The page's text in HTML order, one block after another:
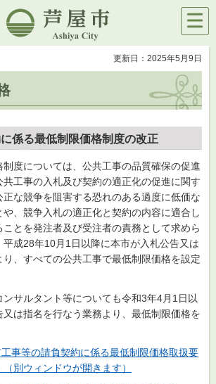
芦屋市
メニ
ュー
更新日：2025年5月9日
係る最低制限価格制度の改正
度については、公共工事の品質確保の促進
共工事の入札及び契約の適正化の促進に関す
正な競争を阻害する恐れのある過度に低価な
や、競争入札の適正化と契約の内容に適合し
とを発注者及び受注者の責務として求めら
成28年10月1日以降に本市が入札公告又は
、すべての公共工事で最低制限価格を設定
ンサルタント等についても令和3年4月1日以
又は指名を行なう業務より、最低制限価格を
工事等の請負契約に係る最低制限価格取扱要
別ウィンドウが開きます）